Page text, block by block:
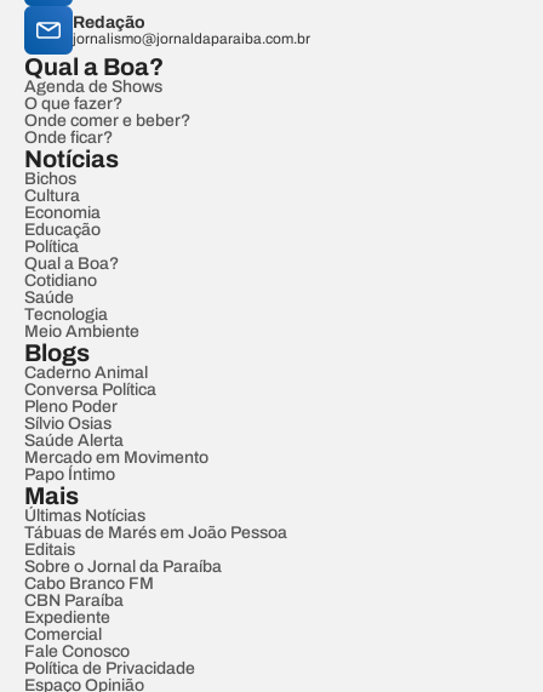
Redação
jornalismo@jornaldaparaiba.com.br
Qual a Boa?
Agenda de Shows
O que fazer?
Onde comer e beber?
Onde ficar?
Notícias
Bichos
Cultura
Economia
Educação
Política
Qual a Boa?
Cotidiano
Saúde
Tecnologia
Meio Ambiente
Blogs
Caderno Animal
Conversa Política
Pleno Poder
Sílvio Osias
Saúde Alerta
Mercado em Movimento
Papo Íntimo
Mais
Últimas Notícias
Tábuas de Marés em João Pessoa
Editais
Sobre o Jornal da Paraíba
Cabo Branco FM
CBN Paraíba
Expediente
Comercial
Fale Conosco
Política de Privacidade
Espaço Opinião